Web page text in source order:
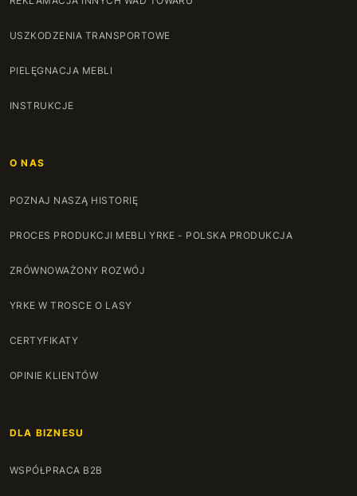
USZKODZENIA TRANSPORTOWE
PIELĘGNACJA MEBLI
INSTRUKCJE
O NAS
POZNAJ NASZĄ HISTORIĘ
PROCES PRODUKCJI MEBLI YRKE - POLSKA PRODUKCJA
ZRÓWNOWAŻONY ROZWÓJ
YRKE W TROSCE O LASY
CERTYFIKATY
OPINIE KLIENTÓW
DLA BIZNESU
WSPÓŁPRACA B2B